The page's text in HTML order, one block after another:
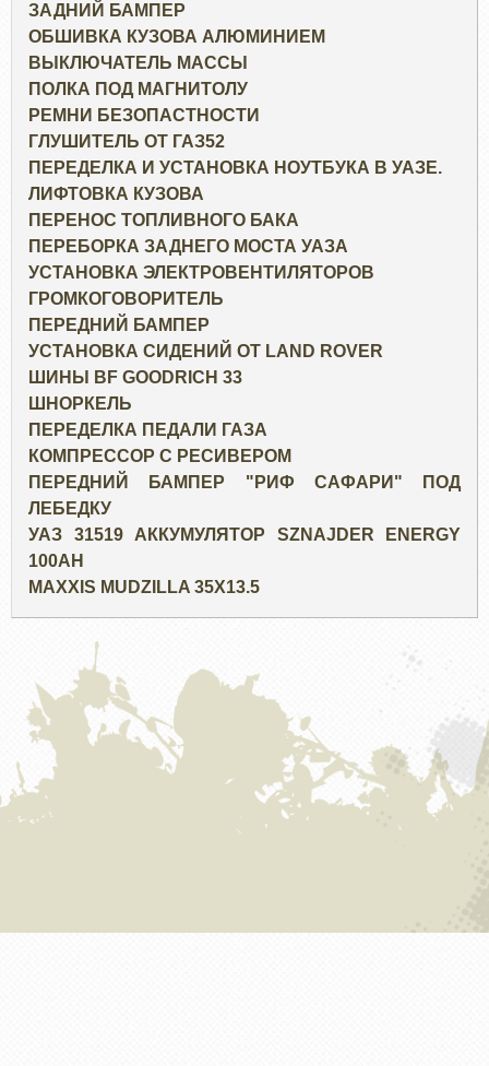
ЗАДНИЙ БАМПЕР
ОБШИВКА КУЗОВА АЛЮМИНИЕМ
ВЫКЛЮЧАТЕЛЬ МАССЫ
ПОЛКА ПОД МАГНИТОЛУ
РЕМНИ БЕЗОПАСТНОСТИ
ГЛУШИТЕЛЬ ОТ ГАЗ52
ПЕРЕДЕЛКА И УСТАНОВКА НОУТБУКА В УАЗЕ.
ЛИФТОВКА КУЗОВА
ПЕРЕНОС ТОПЛИВНОГО БАКА
ПЕРЕБОРКА ЗАДНЕГО МОСТА УАЗА
УСТАНОВКА ЭЛЕКТРОВЕНТИЛЯТОРОВ
ГРОМКОГОВОРИТЕЛЬ
ПЕРЕДНИЙ БАМПЕР
УСТАНОВКА СИДЕНИЙ ОТ LAND ROVER
ШИНЫ BF GOODRICH 33
ШНОРКЕЛЬ
ПЕРЕДЕЛКА ПЕДАЛИ ГАЗА
КОМПРЕССОР С РЕСИВЕРОМ
ПЕРЕДНИЙ БАМПЕР "РИФ САФАРИ" ПОД
ЛЕБЕДКУ
УАЗ 31519 АККУМУЛЯТОР SZNAJDER ENERGY
100AH
MAXXIS MUDZILLA 35X13.5